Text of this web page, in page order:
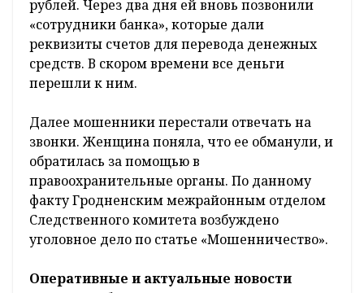
рублей. Через два дня ей вновь позвонили
«сотрудники банка», которые дали
реквизиты счетов для перевода денежных
средств. В скором времени все деньги
перешли к ним.
Далее мошенники перестали отвечать на
звонки. Женщина поняла, что ее обманули, и
обратилась за помощью в
правоохранительные органы. По данному
факту Гродненским межрайонным отделом
Следственного комитета возбуждено
уголовное дело по статье «Мошенничество».
Оперативные и актуальные новости